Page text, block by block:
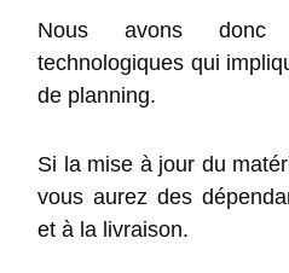
Nous avons donc
technologiques qui
de planning.
Si la mise à jour du
vous aurez des
et à la livraison.